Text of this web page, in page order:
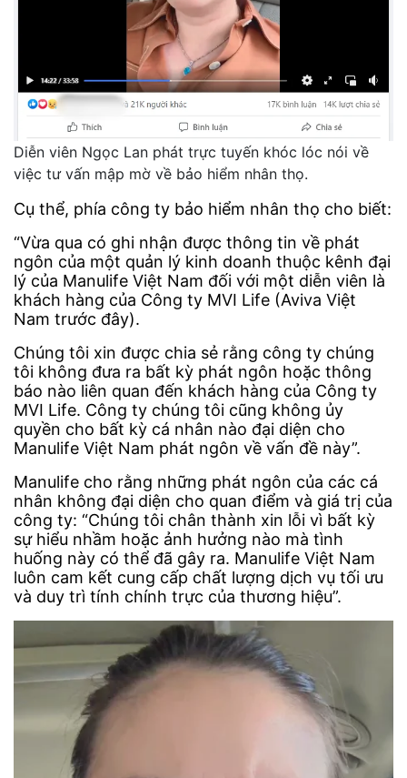
Diễn viên Ngọc Lan phát trực tuyến khóc lóc nói về
việc tư vấn mập mờ về bảo hiểm nhân thọ.
Cụ thể, phía công ty bảo hiểm nhân thọ cho biết:
“Vừa qua có ghi nhận được thông tin về phát
ngôn của một quản lý kinh doanh thuộc kênh đại
lý của Manulife Việt Nam đối với một diễn viên là
khách hàng của Công ty MVI Life (Aviva Việt
Nam trước đây).
Chúng tôi xin được chia sẻ rằng công ty chúng
tôi không đưa ra bất kỳ phát ngôn hoặc thông
báo nào liên quan đến khách hàng của Công ty
MVI Life. Công ty chúng tôi cũng không ủy
quyền cho bất kỳ cá nhân nào đại diện cho
Manulife Việt Nam phát ngôn về vấn đề này”.
Manulife cho rằng những phát ngôn của các cá
nhân không đại diện cho quan điểm và giá trị của
công ty: “Chúng tôi chân thành xin lỗi vì bất kỳ
sự hiểu nhầm hoặc ảnh hưởng nào mà tình
huống này có thể đã gây ra. Manulife Việt Nam
luôn cam kết cung cấp chất lượng dịch vụ tối ưu
và duy trì tính chính trực của thương hiệu”.